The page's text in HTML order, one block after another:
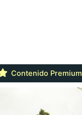
Contenido Premium